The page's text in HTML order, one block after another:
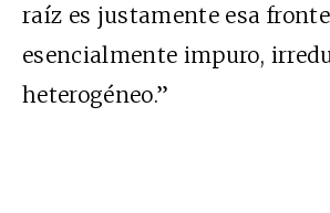
raíz es justamente esa
esencialmente impuro,
heterogéneo.”